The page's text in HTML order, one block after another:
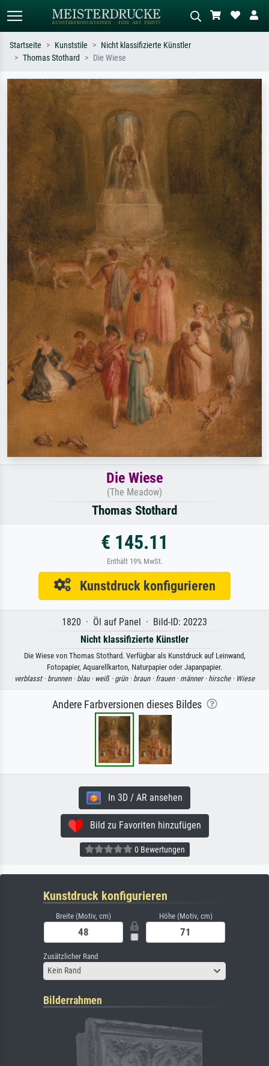
Suchen Sie nach Künstlern, Werktiteln
oder Stilen – z.B. Monet,
Sternennacht, Impressionismus, Welle
Beschreiben Sie die Szene – z.B. Grüne
Ölgemälde, Stehender Akt neben einem
Startseite Kunststile
Nicht klassifizierte Künstler
Thomas Stothard
Die Wiese
Die Wiese
(The Meadow)
Thomas Stothard
€ 145.11
Enthält 19% MwSt.
Kunstdruck konfigurieren
1820 · Öl auf Panel · Bild-ID: 20223
Nicht klassifizierte Künstler
Die Wiese von Thomas Stothard. Verfügbar als Kunstdruck auf Leinwand,
Fotopapier, Aquarellkarton, Naturpapier oder Japanpapier.
verblasst · brunnen · blau · weiß · grün · braun · frauen · männer · hirsche · Wiese
Andere Farbversionen dieses Bildes
In 3D / AR ansehen
Bild zu Favoriten hinzufügen
0 Bewertungen
Kunstdruck konfigurieren
Breite (Motiv, cm) Höhe (Motiv, cm)
Zusätzlicher Rand
Kein Rand
Bilderrahmen